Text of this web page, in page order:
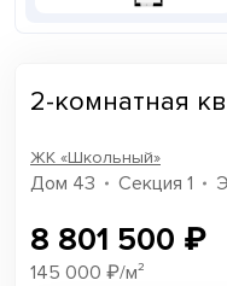
2-комнатная
ЖК «Школьный»
Дом 43 Секция 1
8 801 500 ₽
145 000 ₽/м²